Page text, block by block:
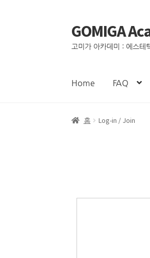
GOMIGA
고미가 아카데미 : 에스테
Home FAQ
홈 Log-in / Join